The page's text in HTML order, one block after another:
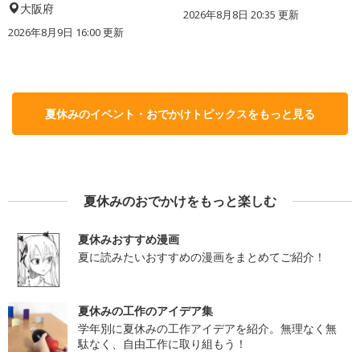
大阪府
2026年8月9日 16:00更新
2026年8月8日 20:35 更新
夏休みのイベント・おでかけトピックスをもっと見る
夏休みのおでかけをもっと楽しむ
夏休みおすすめ漫画
夏に読みたいおすすめの漫画をまとめてご紹介！
夏休みの工作のアイデア集
学年別に夏休みの工作アイデアを紹介。無理なく無
駄なく、自由工作に取り組もう！